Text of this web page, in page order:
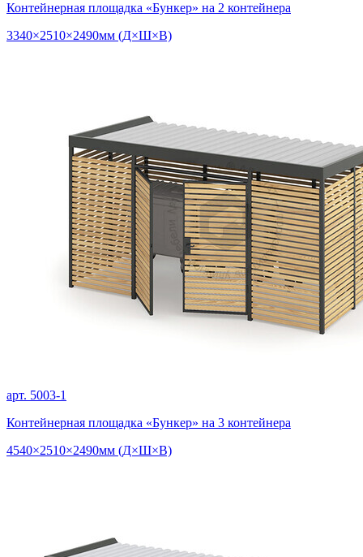
Контейнерная площадка «Бункер» на 2 контейнера
3340×2510×2490мм (Д×Ш×В)
арт. 5003-1
Контейнерная площадка «Бункер» на 3 контейнера
4540×2510×2490мм (Д×Ш×В)